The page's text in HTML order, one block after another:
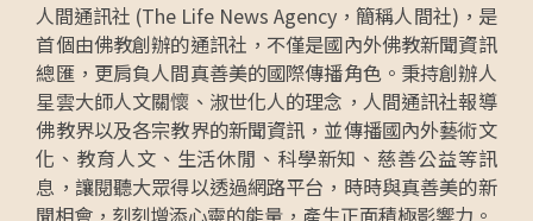
人間通訊社 (The Life News Agency，簡稱人間社)，是
首個由佛教創辦的通訊社，不僅是國內外佛教新聞資訊
總匯，更肩負人間真善美的國際傳播角色。秉持創辦人
星雲大師人文關懷、淑世化人的理念，人間通訊社報導
佛教界以及各宗教界的新聞資訊，並傳播國內外藝術文
化、教育人文、生活休閒、科學新知、慈善公益等訊
息，讓閱聽大眾得以透過網路平台，時時與真善美的新